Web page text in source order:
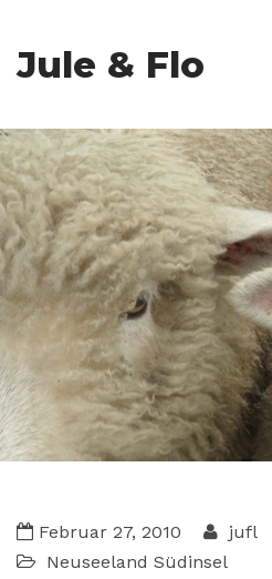
Jule & Flo
Februar 27, 2010
jufl
Neuseeland Südinsel